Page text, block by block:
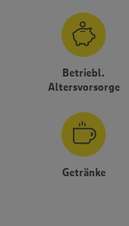
Betriebl.
Altersvorsorge
Getränke